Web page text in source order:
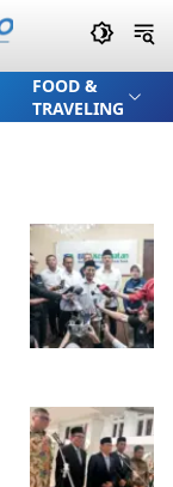
FOOD &
TRAVELING